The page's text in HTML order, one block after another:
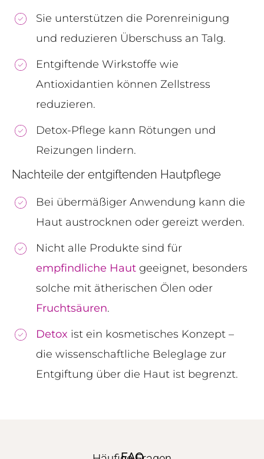
Sie unterstützen die Porenreinigung
und reduzieren Überschuss an Talg.
Entgiftende Wirkstoffe wie
Antioxidantien können Zellstress
reduzieren.
Detox-Pflege kann Rötungen und
Reizungen lindern.
Nachteile der entgiftenden Hautpflege
Bei übermäßiger Anwendung kann die
Haut austrocknen oder gereizt werden.
Nicht alle Produkte sind für
empfindliche Haut geeignet, besonders
solche mit ätherischen Ölen oder
Fruchtsäuren.
Detox ist ein kosmetisches Konzept –
die wissenschaftliche Beleglage zur
Entgiftung über die Haut ist begrenzt.